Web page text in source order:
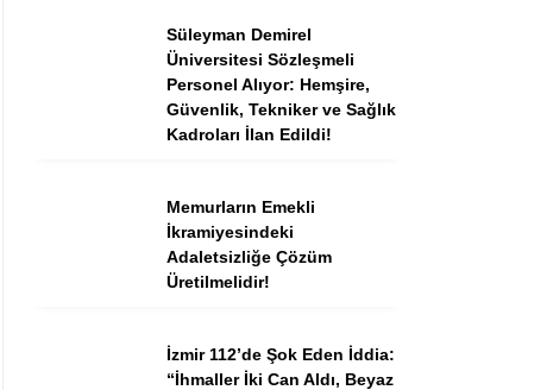
Süleyman Demirel
Üniversitesi Sözleşmeli
Personel Alıyor: Hemşire,
Güvenlik, Tekniker ve Sağlık
Kadroları İlan Edildi!
Memurların Emekli
İkramiyesindeki
Adaletsizliğe Çözüm
Üretilmelidir!
İzmir 112’de Şok Eden İddia:
“İhmaller İki Can Aldı, Beyaz